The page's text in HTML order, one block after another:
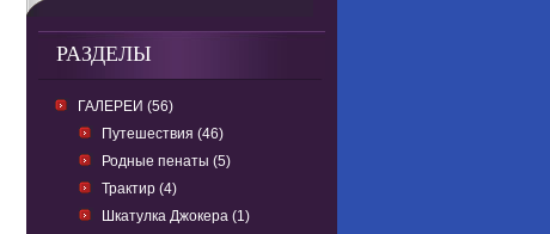
РАЗДЕЛЫ
ГАЛЕРЕИ (56)
Путешествия (46)
Родные пенаты (5)
Трактир (4)
Шкатулка Джокера (1)